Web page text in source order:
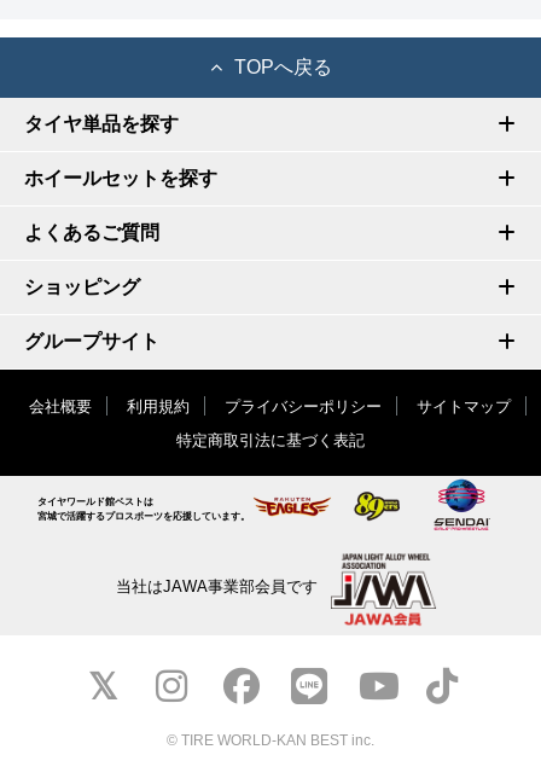
TOPへ戻る
タイヤ単品を探す
ホイールセットを探す
よくあるご質問
ショッピング
グループサイト
会社概要 利用規約 プライバシーポリシー
サイトマップ
特定商取引法に基づく表記
タイヤワールド館ベストは
宮城で活躍するプロスポーツを応援しています。
当社はJAWA事業部会員です
© TIRE WORLD-KAN BEST inc.